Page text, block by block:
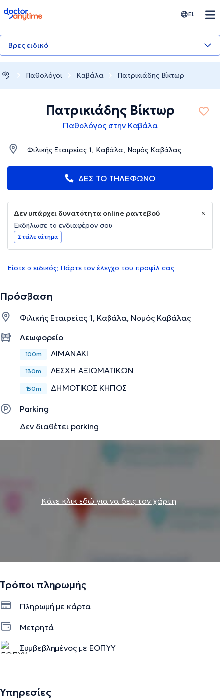
doctoranytime EL
Βρες ειδικό
Παθολόγοι Καβάλα Πατρικιάδης Βίκτωρ
Πατρικιάδης Βίκτωρ
Παθολόγος στην Καβάλα
Φιλικής Εταιρείας 1, Καβάλα, Νομός Καβάλας
ΔΕΣ ΤΟ ΤΗΛΕΦΩΝΟ
Δεν υπάρχει δυνατότητα online ραντεβού
Εκδήλωσε το ενδιαφέρον σου
Στείλε αίτημα
Είστε ο ειδικός; Πάρτε τον έλεγχο του προφίλ σας
Πρόσβαση
Φιλικής Εταιρείας 1, Καβάλα, Νομός Καβάλας
Λεωφορείο
100m ΛΙΜΑΝΑΚΙ
130m ΛΕΣΧΗ ΑΞΙΩΜΑΤΙΚΩΝ
150m ΔΗΜΟΤΙΚΟΣ ΚΗΠΟΣ
Parking
Δεν διαθέτει parking
Κάνε κλικ εδώ για να δεις τον χάρτη
Τρόποι πληρωμής
Πληρωμή με κάρτα
Μετρητά
Συμβεβλημένος με ΕΟΠΥΥ
Υπηρεσίες